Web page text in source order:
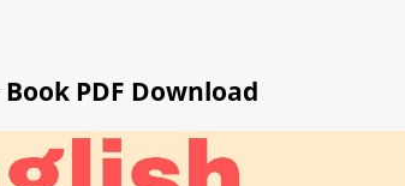
PDF Download